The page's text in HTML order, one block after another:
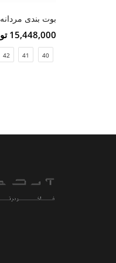
بوت بندی مردانه
15,448,000 تومان
40
41
42